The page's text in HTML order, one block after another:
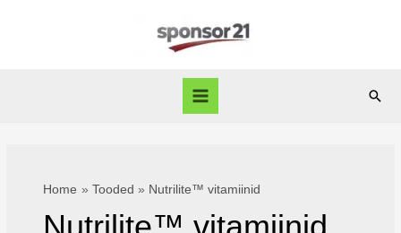
Main
Home Tooded Nutrilite™ vitamiinid